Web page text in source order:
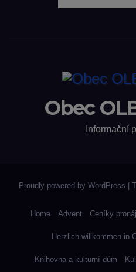
Obec
Informační
Proudly powered by WordPress
Home Advent Ceníky
Herzlich willkommen in
Knihovna a kulturní dům